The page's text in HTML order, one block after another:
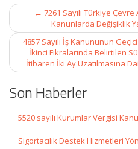
Post
navigation
← 7261 Sayılı Türkiye Çevre
Kanunlarda Değişiklik
4857 Sayılı İş Kanununun
İkinci Fıkralarında Belirtilen
İtibaren İki Ay Uzatılmasına
Son Haberler
5520 sayılı Kurumlar Vergisi
Sigortacılık Destek Hizmetleri